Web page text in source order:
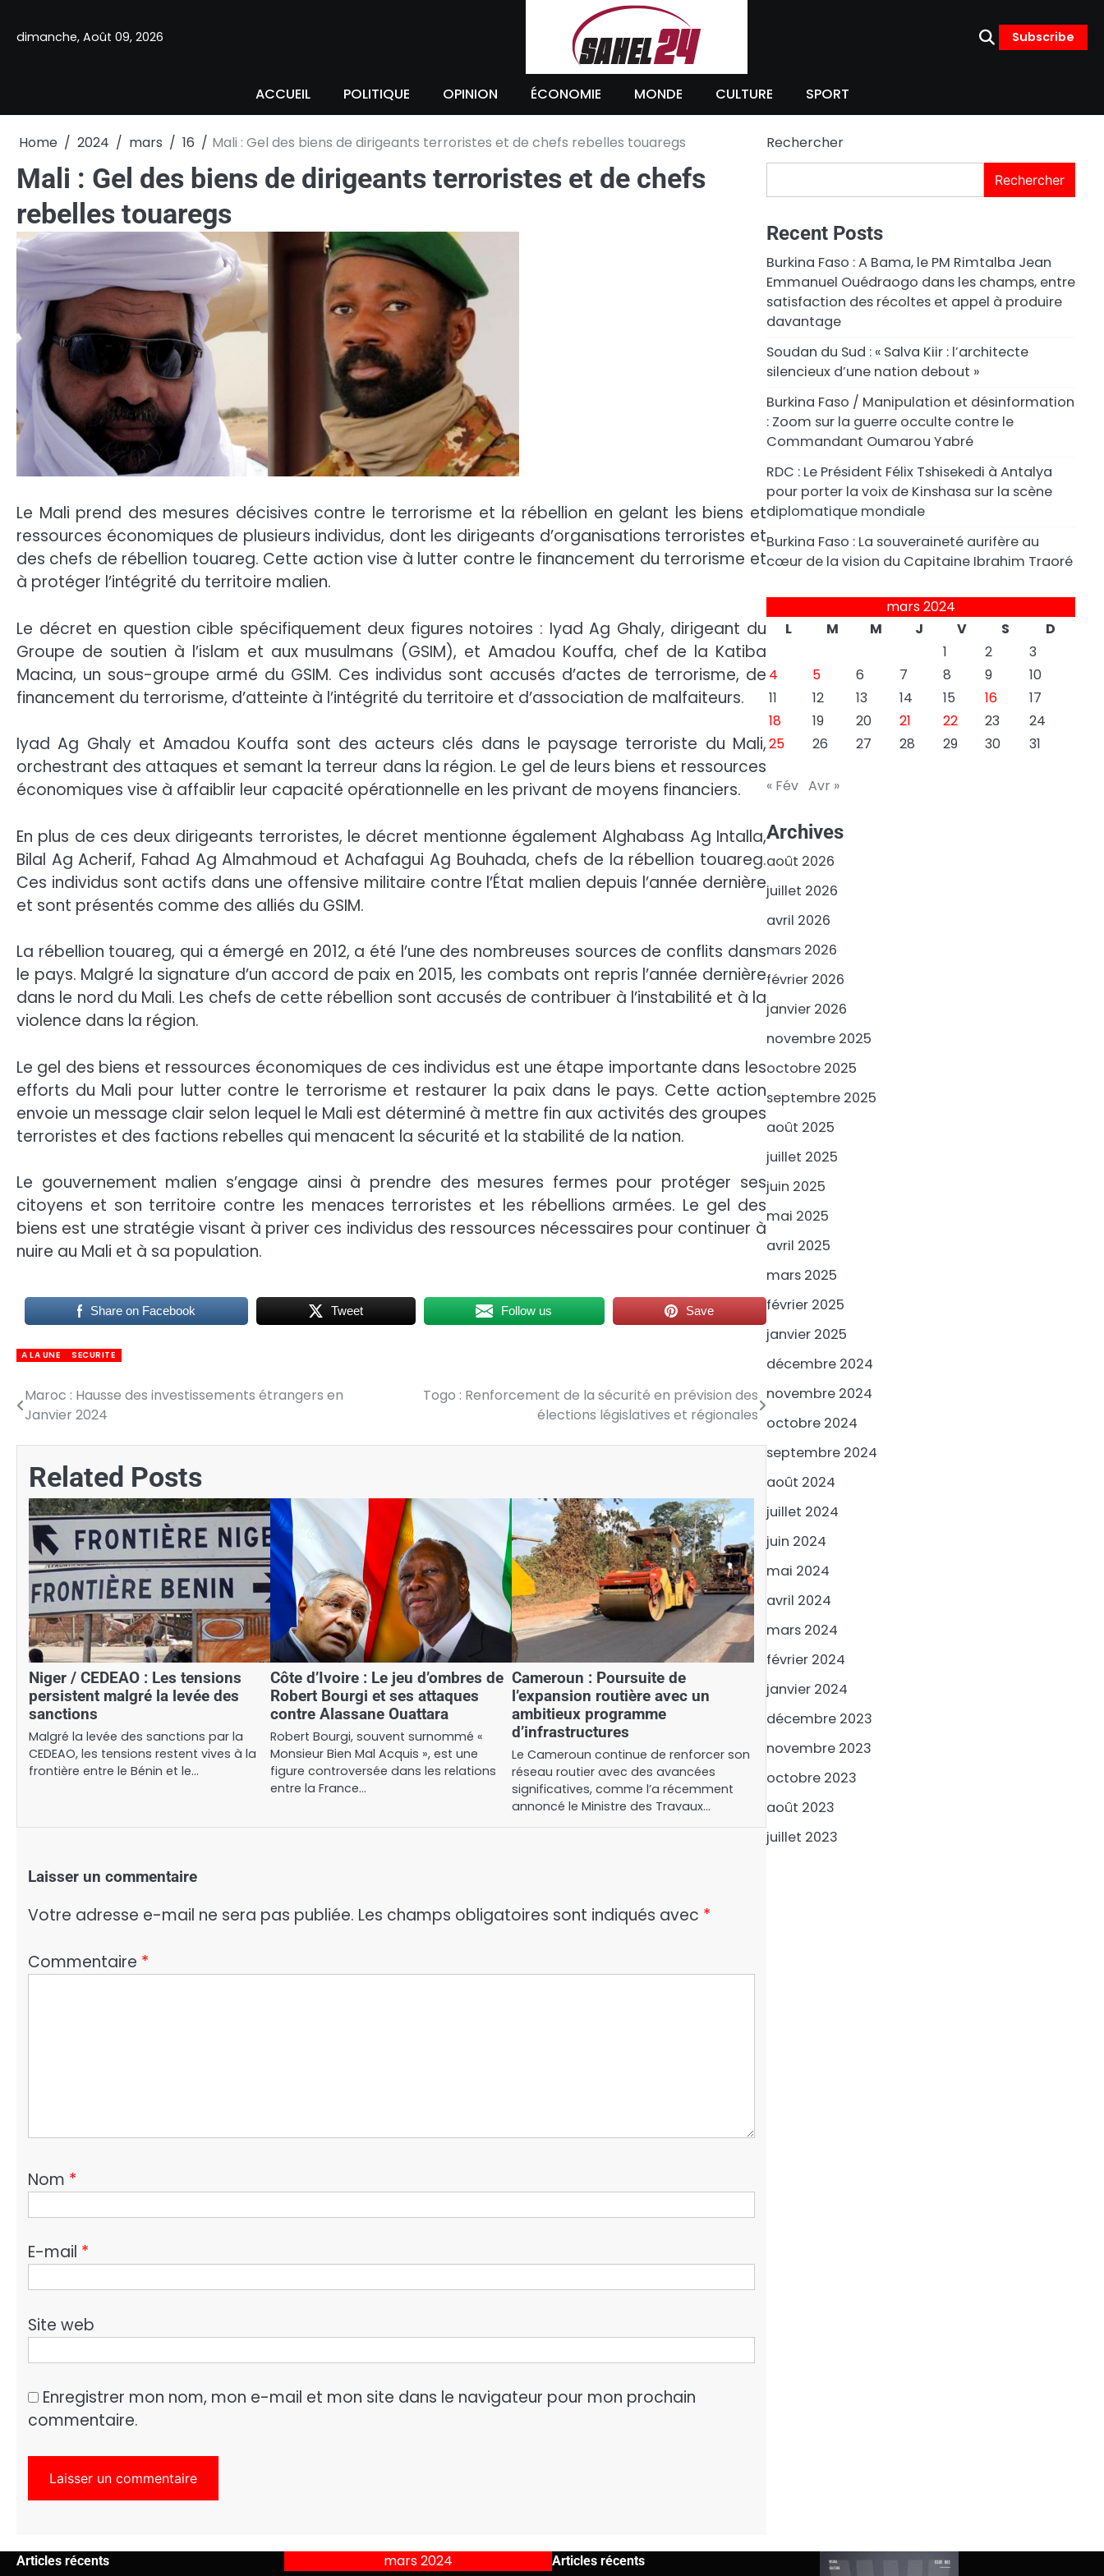
dimanche, Août 09, 2026 Subscribe
ACCUEIL POLITIQUE OPINION ÉCONOMIE MONDE CULTURE SPORT
Home 2024 mars 16 Mali : Gel des biens de dirigeants terroristes et de chefs rebelles touaregs
Mali : Gel des biens de dirigeants terroristes et de chefs
rebelles touaregs
Le Mali prend des mesures décisives contre le terrorisme et la rébellion en gelant les biens et
ressources économiques de plusieurs individus, dont les dirigeants d’organisations terroristes et
des chefs de rébellion touareg. Cette action vise à lutter contre le financement du terrorisme et
à protéger l’intégrité du territoire malien.
Le décret en question cible spécifiquement deux figures notoires : Iyad Ag Ghaly, dirigeant du
Groupe de soutien à l’islam et aux musulmans (GSIM), et Amadou Kouffa, chef de la Katiba
Macina, un sous-groupe armé du GSIM. Ces individus sont accusés d’actes de terrorisme, de
financement du terrorisme, d’atteinte à l’intégrité du territoire et d’association de malfaiteurs.
Iyad Ag Ghaly et Amadou Kouffa sont des acteurs clés dans le paysage terroriste du Mali,
orchestrant des attaques et semant la terreur dans la région. Le gel de leurs biens et ressources
économiques vise à affaiblir leur capacité opérationnelle en les privant de moyens financiers.
En plus de ces deux dirigeants terroristes, le décret mentionne également Alghabass Ag Intalla,
Bilal Ag Acherif, Fahad Ag Almahmoud et Achafagui Ag Bouhada, chefs de la rébellion touareg.
Ces individus sont actifs dans une offensive militaire contre l’État malien depuis l’année dernière
et sont présentés comme des alliés du GSIM.
La rébellion touareg, qui a émergé en 2012, a été l’une des nombreuses sources de conflits dans
le pays. Malgré la signature d’un accord de paix en 2015, les combats ont repris l’année dernière
dans le nord du Mali. Les chefs de cette rébellion sont accusés de contribuer à l’instabilité et à la
violence dans la région.
Le gel des biens et ressources économiques de ces individus est une étape importante dans les
efforts du Mali pour lutter contre le terrorisme et restaurer la paix dans le pays. Cette action
envoie un message clair selon lequel le Mali est déterminé à mettre fin aux activités des groupes
terroristes et des factions rebelles qui menacent la sécurité et la stabilité de la nation.
Le gouvernement malien s’engage ainsi à prendre des mesures fermes pour protéger ses
citoyens et son territoire contre les menaces terroristes et les rébellions armées. Le gel des
biens est une stratégie visant à priver ces individus des ressources nécessaires pour continuer à
nuire au Mali et à sa population.
Share on Facebook Tweet Follow us Save
A LA UNE SECURITE
Navigation
Maroc : Hausse des investissements étrangers en
Janvier 2024
Togo : Renforcement de la sécurité en prévision des
élections législatives et régionales
Related Posts
Niger / CEDEAO : Les tensions
persistent malgré la levée des
sanctions
Malgré la levée des sanctions par la
CEDEAO, les tensions restent vives à la
frontière entre le Bénin et le…
Côte d’Ivoire : Le jeu d’ombres de
Robert Bourgi et ses attaques
contre Alassane Ouattara
Robert Bourgi, souvent surnommé «
Monsieur Bien Mal Acquis », est une
figure controversée dans les relations
entre la France…
Cameroun : Poursuite de
l’expansion routière avec un
ambitieux programme
d’infrastructures
Le Cameroun continue de renforcer son
réseau routier avec des avancées
significatives, comme l’a récemment
annoncé le Ministre des Travaux…
Laisser un commentaire
Votre adresse e-mail ne sera pas publiée. Les champs obligatoires sont indiqués avec *
Commentaire *
Nom *
E-mail *
Site web
Enregistrer mon nom, mon e-mail et mon site dans le navigateur pour mon prochain
commentaire.
Rechercher
Rechercher
Recent Posts
Burkina Faso : A Bama, le PM Rimtalba Jean
Emmanuel Ouédraogo dans les champs, entre
satisfaction des récoltes et appel à produire
davantage
Soudan du Sud : « Salva Kiir : l’architecte
silencieux d’une nation debout »
Burkina Faso / Manipulation et désinformation
: Zoom sur la guerre occulte contre le
Commandant Oumarou Yabré
RDC : Le Président Félix Tshisekedi à Antalya
pour porter la voix de Kinshasa sur la scène
diplomatique mondiale
Burkina Faso : La souveraineté aurifère au
cœur de la vision du Capitaine Ibrahim Traoré
mars 2024
L
M M J V S
D
1
2
3
4
5 6 7 8 9
10
11
12 13 14 15 16
17
18
19 20 21 22 23
24
25
26 27 28 29 30 31
« Fév Avr »
Archives
août 2026
juillet 2026
avril 2026
mars 2026
février 2026
janvier 2026
novembre 2025
octobre 2025
septembre 2025
août 2025
juillet 2025
juin 2025
mai 2025
avril 2025
mars 2025
février 2025
janvier 2025
décembre 2024
novembre 2024
octobre 2024
septembre 2024
août 2024
juillet 2024
juin 2024
mai 2024
avril 2024
mars 2024
février 2024
janvier 2024
décembre 2023
novembre 2023
octobre 2023
août 2023
juillet 2023
Articles récents
mars 2024
Articles récents